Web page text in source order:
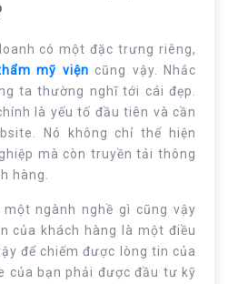
có một đặc trưng riêng,
mỹ viện cũng vậy. Nhắc
ta thường nghĩ tới cái đẹp.
là yếu tố đầu tiên và cần
Nó không chỉ thể hiện
mà còn truyền tải thông
hàng.
ngành nghề gì cũng vậy
của khách hàng là một điều
để chiếm được lòng tin của
của bạn phải được đầu tư kỹ